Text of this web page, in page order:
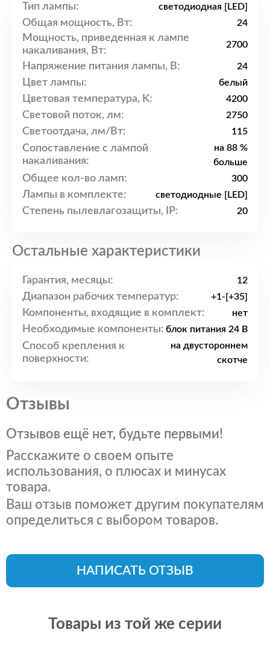
Тип лампы: светодиодная [LED]
Общая мощность, Вт: 24
Мощность, приведенная к лампе
накаливания, Вт:
2700
Напряжение питания лампы, В: 24
Цвет лампы: белый
Цветовая температура, K: 4200
Световой поток, лм: 2750
Светоотдача, лм/Вт: 115
Сопоставление с лампой
накаливания:
на 88 %
больше
Общее кол-во ламп: 300
Лампы в комплекте: светодиодные [LED]
Степень пылевлагозащиты, IP: 20
Остальные характеристики
Гарантия, месяцы: 12
Диапазон рабочих температур: +1-[+35]
Компоненты, входящие в комплект: нет
Необходимые компоненты: блок питания 24 В
Способ крепления к
поверхности:
на двустороннем
скотче
Отзывы
Отзывов ещё нет, будьте первыми!
Расскажите о своем опыте
использования, о плюсах и минусах
товара.
Ваш отзыв поможет другим покупателям
определиться с выбором товаров.
НАПИСАТЬ ОТЗЫВ
Товары из той же серии